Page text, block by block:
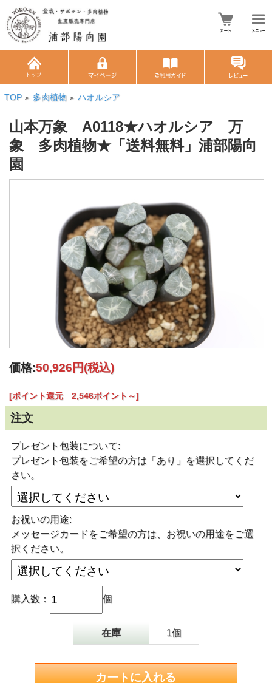
TOP > 多肉植物 > ハオルシア
山本万象 A0118★ハオルシア 万
象 多肉植物★「送料無料」浦部陽向
園
価格:50,926円(税込)
[ポイント還元 2,546ポイント～]
注文
プレゼント包装について:
プレゼント包装をご希望の方は「あり」を選択してくだ
さい。
お祝いの用途:
メッセージカードをご希望の方は、お祝いの用途をご選
択ください。
購入数： 個
在庫 1個